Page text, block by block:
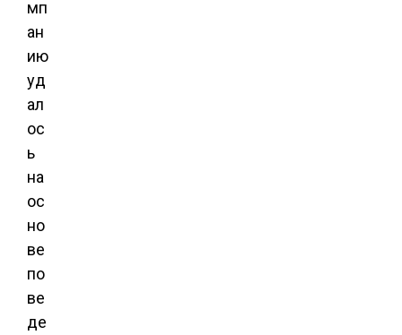
мп
ан
ию
уд
ал
ос
ь
на
ос
но
ве
по
ве
де